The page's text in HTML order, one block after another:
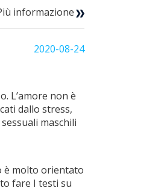
informazione
2020-08-24
L’amore non è
dallo stress,
maschili
è molto orientato
fare I testi su